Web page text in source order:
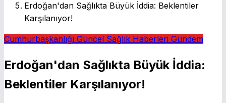
Erdoğan'dan Sağlıkta Büyük İddia: Beklentiler
Karşılanıyor!
Cumhurbaşkanlığı Güncel Sağlık Haberleri Gündem
Erdoğan'dan Sağlıkta Büyük İddia:
Beklentiler Karşılanıyor!